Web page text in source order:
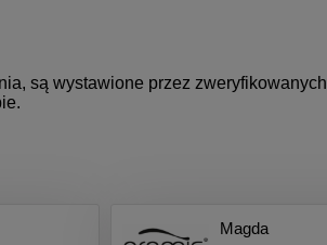
są wystawione przez zweryfikowanych
Magda